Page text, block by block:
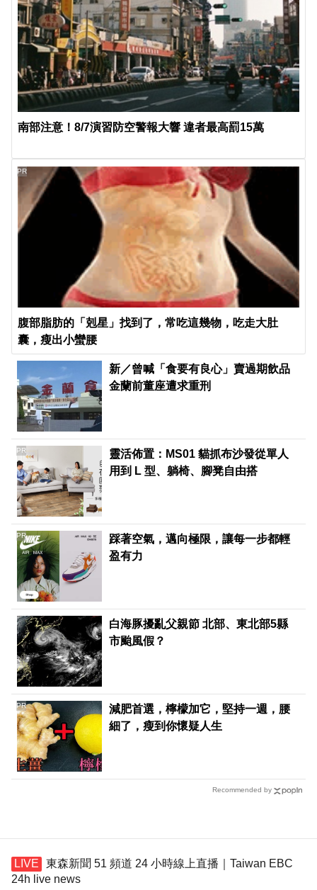
南部注意！8/7演習防空警報大響 違者最高罰15萬
腹部脂肪的「剋星」找到了，常吃這幾物，吃走大肚
囊，瘦出小蠻腰
PR
新／曾喊「食要有良心」賣過期飲品
金蘭前董座遭求重刑
靈活佈置：MS01 貓抓布沙發從單人
用到 L 型、躺椅、腳凳自由搭
PR
踩著空氣，邁向極限，讓每一步都輕
盈有力
PR
白海豚擾亂父親節 北部、東北部5縣
市颱風假？
減肥首選，檸檬加它，堅持一週，腰
細了，瘦到你懷疑人生
PR
Recommended by
東森新聞 51 頻道 24 小時線上直播｜Taiwan EBC
24h live news